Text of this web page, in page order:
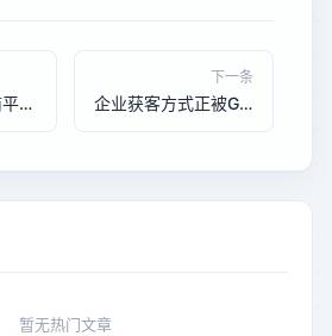
2026年B2B电商平台开发怎么选？对比分析定制化方案与标准化产品，泉州贸易企业必看
下一条
企业获客方式正被GEO重塑，三个趋势决定未来竞争格局
暂无热门文章